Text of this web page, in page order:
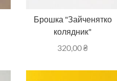
Брошка "Зайченятко
колядник"
320,00₴